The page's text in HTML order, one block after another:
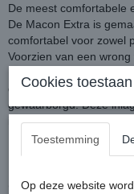
De meest comfortabele
De Macon Extra is
comfortabel voor zowel
Voorzien van een
daarmee is een goede
gewaarborgd. Deze
inschuifvakken.
Het laat de
De lederen handgreep
(het is beter om zonder
Cookies
Toestemming
Op deze website